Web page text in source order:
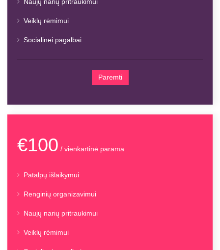
Veiklų rėmimui
Socialinei pagalbai
Paremti
€100 / vienkartinė parama
Patalpų išlaikymui
Renginių organizavimui
Naujų narių pritraukimui
Veiklų rėmimui